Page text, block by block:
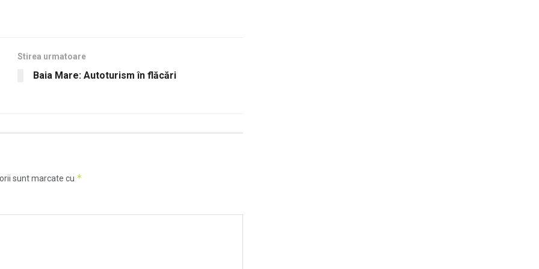
Stirea urmatoare
Baia Mare: Autoturism în flăcări
sunt marcate cu *